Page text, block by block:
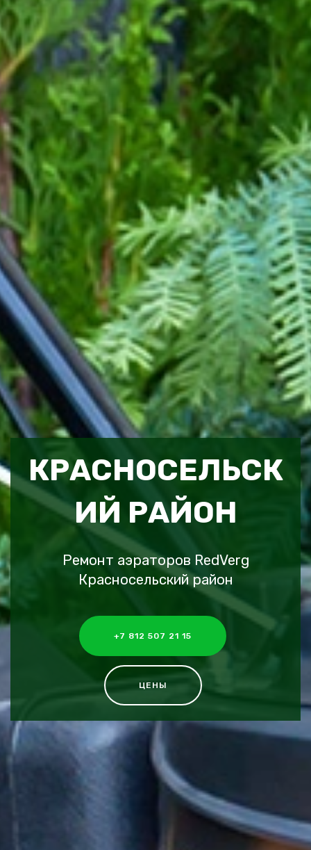
КРАСНОСЕЛЬСК
ИЙ РАЙОН
Ремонт аэраторов RedVerg
Красносельский район
+7 812 507 21 15
ЦЕНЫ